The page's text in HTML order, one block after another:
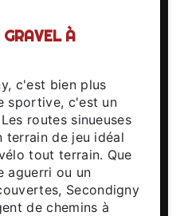
À
c'est bien plus
sportive, c'est un
routes sinueuses
de jeu idéal
tout terrain. Que
aguerri ou un
Secondigny
de chemins à